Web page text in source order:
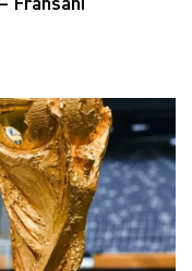
Fransanı